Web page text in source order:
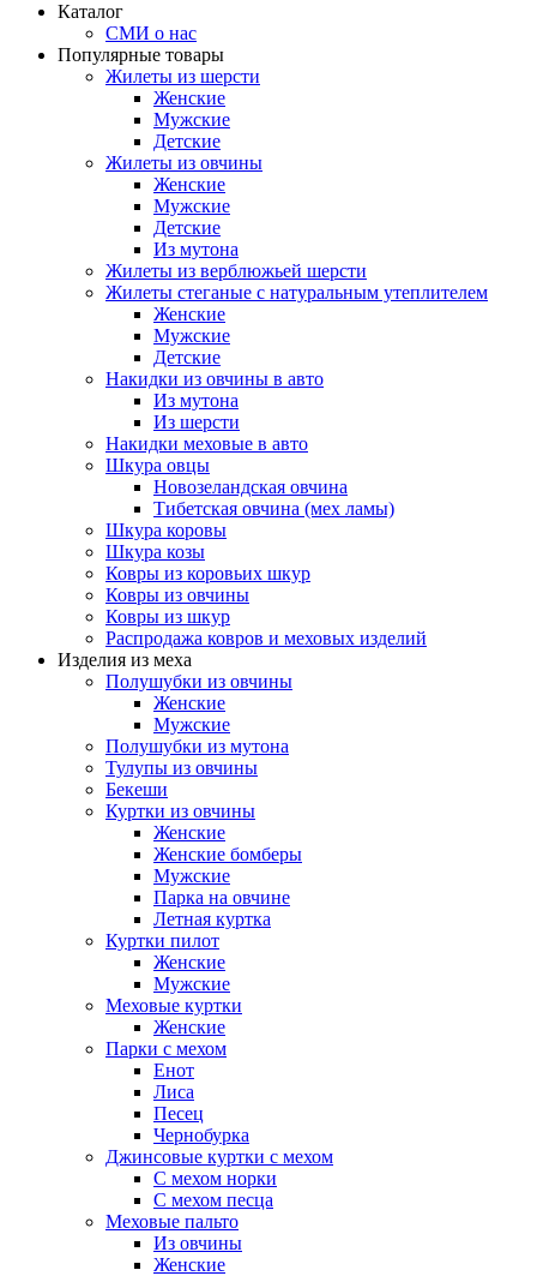
Каталог
СМИ о нас
Популярные товары
Жилеты из шерсти
Женские
Мужские
Детские
Жилеты из овчины
Женские
Мужские
Детские
Из мутона
Жилеты из верблюжьей шерсти
Жилеты стеганые с натуральным утеплителем
Женские
Мужские
Детские
Накидки из овчины в авто
Из мутона
Из шерсти
Накидки меховые в авто
Шкура овцы
Новозеландская овчина
Тибетская овчина (мех ламы)
Шкура коровы
Шкура козы
Ковры из коровьих шкур
Ковры из овчины
Ковры из шкур
Распродажа ковров и меховых изделий
Изделия из меха
Полушубки из овчины
Женские
Мужские
Полушубки из мутона
Тулупы из овчины
Бекеши
Куртки из овчины
Женские
Женские бомберы
Мужские
Парка на овчине
Летная куртка
Куртки пилот
Женские
Мужские
Меховые куртки
Женские
Парки с мехом
Енот
Лиса
Песец
Чернобурка
Джинсовые куртки с мехом
С мехом норки
С мехом песца
Меховые пальто
Из овчины
Женские